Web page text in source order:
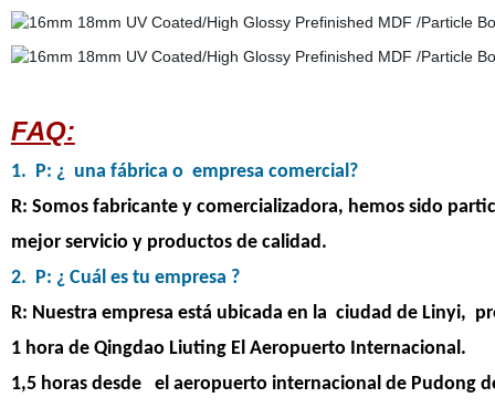
FAQ:
1. P: ¿ una fábrica o empresa comercial?
R: Somos fabricante y comercializadora, hemos sido
mejor servicio y productos de calidad.
2. P: ¿ Cuál es tu empresa ?
R: Nuestra empresa está ubicada en la ciudad de Linyi,
1 hora de Qingdao Liuting El Aeropuerto Internacional.
1,5 horas desde el aeropuerto internacional de Pudong